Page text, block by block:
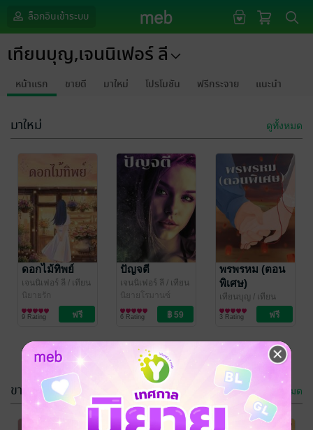
ล็อกอินเข้าระบบ
เทียนบุญ,เจนนิเฟอร์ ลี
หน้าแรก ขายดี มาใหม่ โปรโมชัน ฟรีกระจาย แนะนำ
มาใหม่ ดูทั้งหมด
ดอกไม้ทิพย์
เจนนิเฟอร์ ลี / เทียน
บุญ,เจนนิเฟอร์ ลี
นิยายรัก
9 Rating
ปัญจตี
เจนนิเฟอร์ ลี / เทียน
บุญ,เจนนิเฟอร์ ลี
นิยายโรมานซ์
6 Rating
พรพรหม (ตอน
พิเศษ)
เทียนบุญ / เทียน
บุญ,เจนนิเฟอร์ ลี
นิยายโรมานซ์
3 Rating
ขายดี ดูทั้งหมด